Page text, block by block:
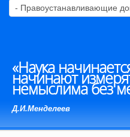
«Наука
начинают
немыслима без
Д.И.Менделеев